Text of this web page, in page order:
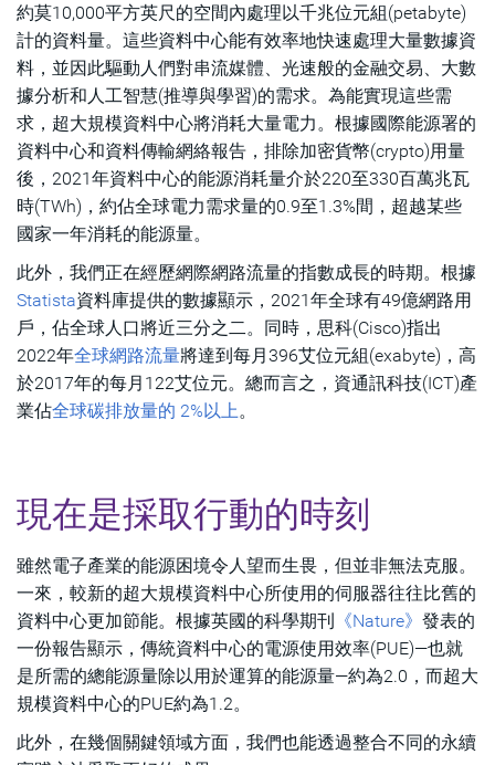
約莫10,000平方英尺的空間內處理以千兆位元組(petabyte)
計的資料量。這些資料中心能有效率地快速處理大量數據資
料，並因此驅動人們對串流媒體、光速般的金融交易、大數
據分析和人工智慧(推導與學習)的需求。為能實現這些需
求，超大規模資料中心將消耗大量電力。根據國際能源署的
資料中心和資料傳輸網絡報告，排除加密貨幣(crypto)用量
後，2021年資料中心的能源消耗量介於220至330百萬兆瓦
時(TWh)，約佔全球電力需求量的0.9至1.3%間，超越某些
國家一年消耗的能源量。
此外，我們正在經歷網際網路流量的指數成長的時期。根據
Statista資料庫提供的數據顯示，2021年全球有49億網路用
戶，佔全球人口將近三分之二。同時，思科(Cisco)指出
2022年全球網路流量將達到每月396艾位元組(exabyte)，高
於2017年的每月122艾位元。總而言之，資通訊科技(ICT)產
業佔全球碳排放量的 2%以上 。
現在是採取行動的時刻
雖然電子產業的能源困境令人望而生畏，但並非無法克服。
一來，較新的超大規模資料中心所使用的伺服器往往比舊的
資料中心更加節能。根據英國的科學期刊 《Nature》 發表的
一份報告顯示，傳統資料中心的電源使用效率(PUE)—也就
是所需的總能源量除以用於運算的能源量—約為2.0，而超大
規模資料中心的PUE約為1.2。
此外，在幾個關鍵領域方面，我們也能透過整合不同的永續